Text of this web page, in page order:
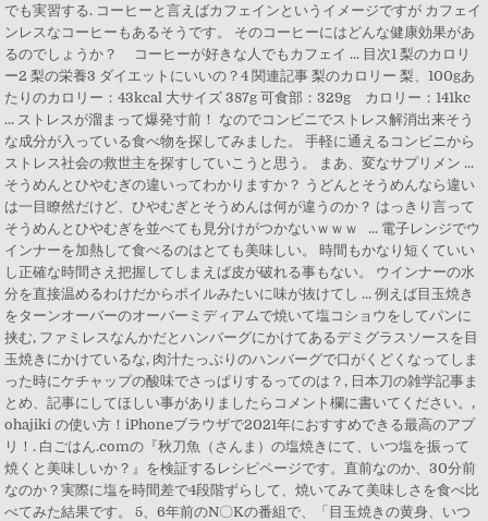
でも実習する. コーヒーと言えばカフェインというイメージですが カフェイ
ンレスなコーヒーもあるそうです。 そのコーヒーにはどんな健康効果があ
るのでしょうか？ コーヒーが好きな人でもカフェイ ... 目次1 梨のカロリ
ー2 梨の栄養3 ダイエットにいいの？4 関連記事 梨のカロリー 梨、100gあ
たりのカロリー：43kcal 大サイズ 387g 可食部：329g カロリー：141kc
... ストレスが溜まって爆発寸前！ なのでコンビニでストレス解消出来そう
な成分が入っている食べ物を探してみました。 手軽に通えるコンビニから
ストレス社会の救世主を探すしていこうと思う。 まあ、変なサプリメン ...
そうめんとひやむぎの違いってわかりますか？ うどんとそうめんなら違い
は一目瞭然だけど、ひやむぎとそうめんは何が違うのか？ はっきり言って
そうめんとひやむぎを並べても見分けがつかないｗｗｗ ... 電子レンジでウ
インナーを加熱して食べるのはとても美味しい。 時間もかなり短くていい
し正確な時間さえ把握してしまえば皮が破れる事もない。 ウインナーの水
分を直接温めるわけだからボイルみたいに味が抜けてし ... 例えば目玉焼き
をターンオーバーのオーバーミディアムで焼いて塩コショウをしてパンに
挟む, ファミレスなんかだとハンバーグにかけてあるデミグラスソースを目
玉焼きにかけているな, 肉汁たっぷりのハンバーグで口がくどくなってしま
った時にケチャップの酸味でさっぱりするってのは？, 日本刀の雑学記事ま
とめ、記事にしてほしい事がありましたらコメント欄に書いてください。,
ohajiki の使い方！iPhoneブラウザで2021年におすすめできる最高のアプ
リ！. 白ごはん.comの『秋刀魚（さんま）の塩焼きにて、いつ塩を振って
焼くと美味しいか？』を検証するレシピページです。直前なのか、30分前
なのか？実際に塩を時間差で4段階ずらして、焼いてみて美味しさを食べ比
べてみた結果です。 5、6年前のN〇Kの番組で、「目玉焼きの黄身、いつ